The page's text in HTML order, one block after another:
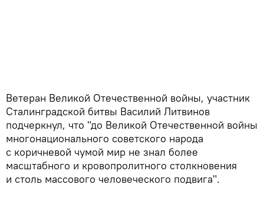
Ветеран Великой Отечественной войны, участник
Сталинградской битвы Василий Литвинов
подчеркнул, что "до Великой Отечественной войны
многонационального советского народа
с коричневой чумой мир не знал более
масштабного и кровопролитного столкновения
и столь массового человеческого подвига".